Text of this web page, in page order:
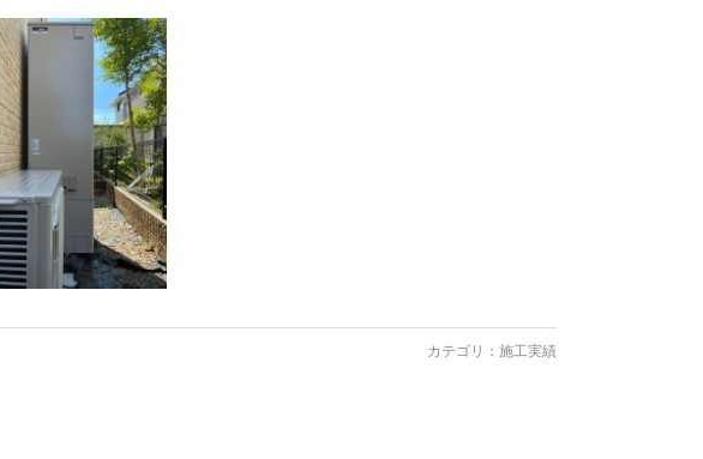
カテゴリ： 施工実績